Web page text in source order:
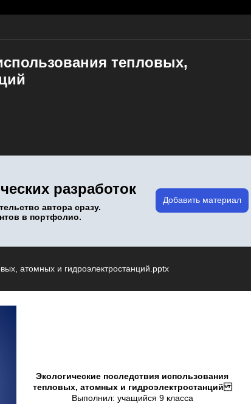
тепловых,
разработок
автора сразу.
в портфолио.
Добавить материал
атомных и гидроэлектростанций.pptx
Экологические последствия использования
тепловых, атомных и гидроэлектростанций
Выполнил: учащийся 9 класса